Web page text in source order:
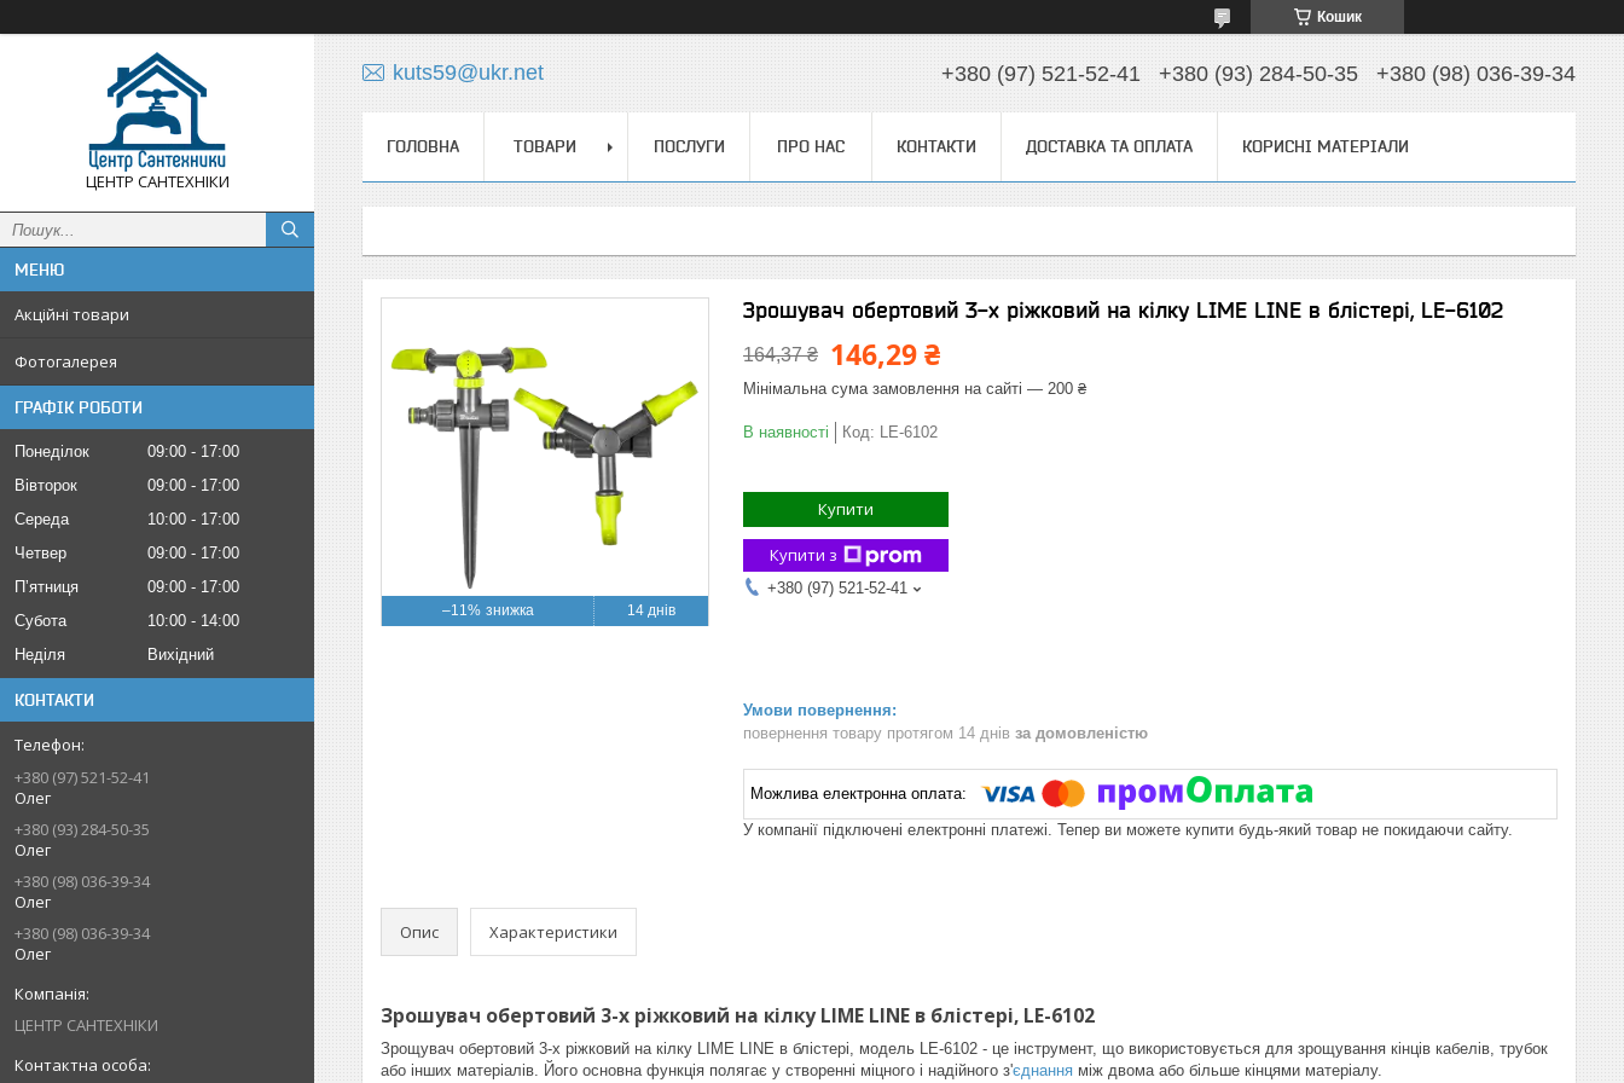
Кошик
ЦЕНТР САНТЕХНІКИ
Акційні товари
Фотогалерея
ГРАФІК РОБОТИ
Понеділок 09:00
17:00
Вівторок
09:00
17:00
Середа
10:00
17:00
Четвер
09:00
17:00
Пʼятниця
09:00
17:00
Субота
10:00
14:00
Неділя
Вихідний
КОНТАКТИ
+380 (97) 521-52-41
Олег
+380 (93) 284-50-35
Олег
+380 (98) 036-39-34
Олег
+380 (98) 036-39-34
Олег
ЦЕНТР САНТЕХНІКИ
kuts59@ukr.net +380 (97) 521-52-41 +380 (93) 284-50-35 +380 (98) 036-39-34
ГОЛОВНА ТОВАРИ ПОСЛУГИ ПРО НАС КОНТАКТИ ДОСТАВКА ТА ОПЛАТА КОРИСНІ МАТЕРІАЛИ
–11% 14 днів
Зрошувач обертовий 3-х ріжковий на кілку LIME LINE в блістері, LE-6102
164,37 ₴ 146,29 ₴
Мінімальна сума замовлення на сайті — 200 ₴
В наявності Код: LE-6102
Купити
Купити з
+380 (97) 521-52-41
повернення товару протягом 14 днів за домовленістю
У компанії підключені електронні платежі. Тепер ви можете купити будь-який товар не покидаючи сайту.
Опис Характеристики
Зрошувач обертовий 3-х ріжковий на кілку LIME LINE в блістері, LE-6102
Зрощувач обертовий 3-х ріжковий на кілку LIME LINE в блістері, модель LE-6102 - це інструмент, що використовується для зрощування кінців кабелів, трубок
або інших матеріалів. Його основна функція полягає у створенні міцного і надійного з'єднання між двома або більше кінцями матеріалу.